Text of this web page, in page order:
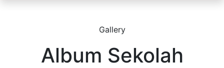
Gallery
Album Sekolah